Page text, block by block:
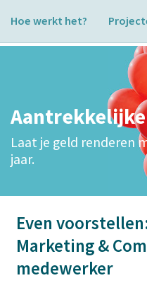
Hoe werkt het?
Laat je geld renderen
jaar.
Even
Marketing &
medewerker